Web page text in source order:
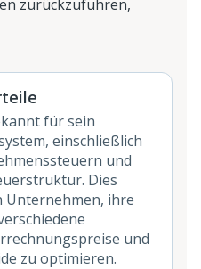
zurückzuführen,
für sein
einschließlich
und
Dies
Unternehmen, ihre
und
zu optimieren.